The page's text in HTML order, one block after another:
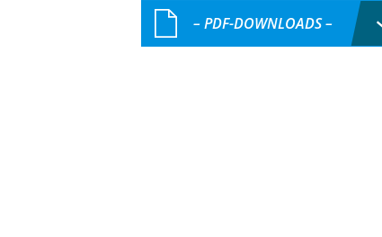
– PDF-DOWNLOADS –